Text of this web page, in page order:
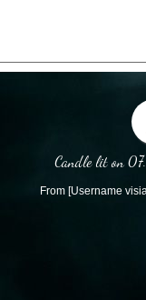
Candle lit on
From [Username